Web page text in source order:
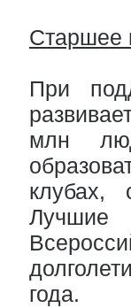
Старшее
При
млн
клубах,
года.